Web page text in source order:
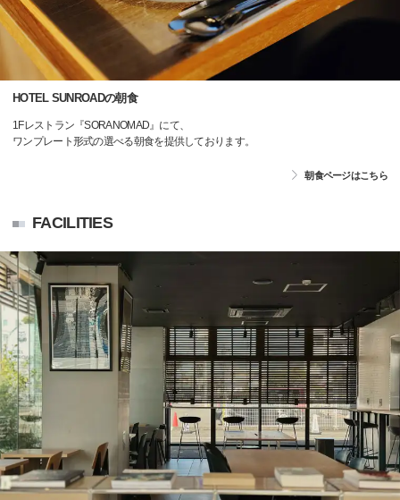
HOTEL SUNROADの朝食
1Fレストラン『SORANOMAD』にて、
ワンプレート形式の選べる朝食を提供しております。
朝食ページはこちら
FACILITIES